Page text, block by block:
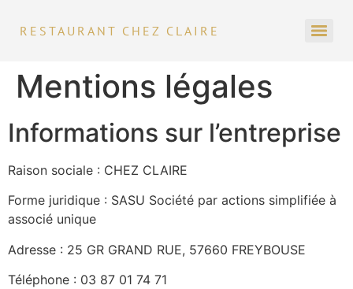
RESTAURANT CHEZ CLAIRE
Mentions légales
Informations sur l’entreprise
Raison sociale : CHEZ CLAIRE
Forme juridique : SASU Société par actions simplifiée à
associé unique
Adresse : 25 GR GRAND RUE, 57660 FREYBOUSE
Téléphone : 03 87 01 74 71